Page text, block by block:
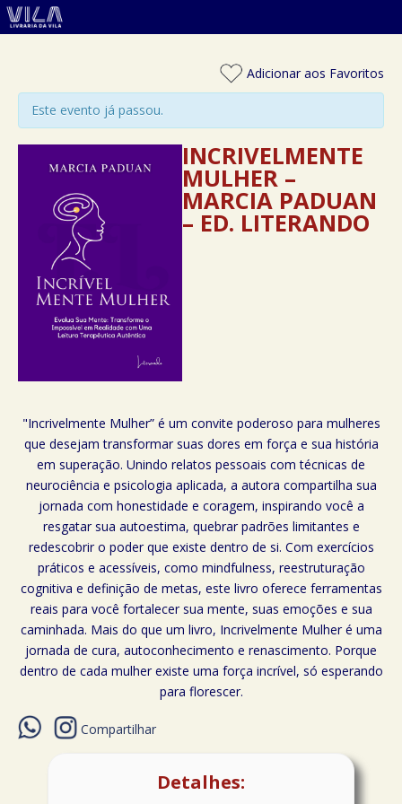
Adicionar aos Favoritos
Este evento já passou.
INCRIVELMENTE
MULHER –
MARCIA PADUAN
– ED. LITERANDO
"Incrivelmente Mulher” é um convite poderoso para mulheres
que desejam transformar suas dores em força e sua história
em superação. Unindo relatos pessoais com técnicas de
neurociência e psicologia aplicada, a autora compartilha sua
jornada com honestidade e coragem, inspirando você a
resgatar sua autoestima, quebrar padrões limitantes e
redescobrir o poder que existe dentro de si. Com exercícios
práticos e acessíveis, como mindfulness, reestruturação
cognitiva e definição de metas, este livro oferece ferramentas
reais para você fortalecer sua mente, suas emoções e sua
caminhada. Mais do que um livro, Incrivelmente Mulher é uma
jornada de cura, autoconhecimento e renascimento. Porque
dentro de cada mulher existe uma força incrível, só esperando
para florescer.
Compartilhar
Detalhes: